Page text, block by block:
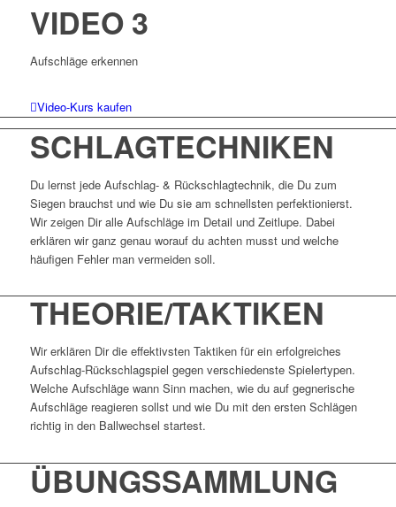
VIDEO 3
Aufschläge erkennen
Video-Kurs kaufen
SCHLAGTECHNIKEN
Du lernst jede Aufschlag- & Rückschlagtechnik, die Du zum
Siegen brauchst und wie Du sie am schnellsten perfektionierst.
Wir zeigen Dir alle Aufschläge im Detail und Zeitlupe. Dabei
erklären wir ganz genau worauf du achten musst und welche
häufigen Fehler man vermeiden soll.
THEORIE/TAKTIKEN
Wir erklären Dir die effektivsten Taktiken für ein erfolgreiches
Aufschlag-Rückschlagspiel gegen verschiedenste Spielertypen.
Welche Aufschläge wann Sinn machen, wie du auf gegnerische
Aufschläge reagieren sollst und wie Du mit den ersten Schlägen
richtig in den Ballwechsel startest.
ÜBUNGSSAMMLUNG